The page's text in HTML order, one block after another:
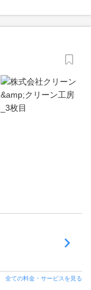
全ての料金・サービスを見る